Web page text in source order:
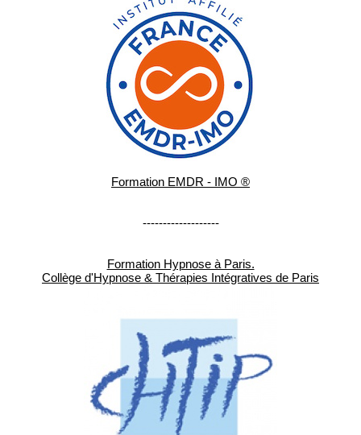
Formation EMDR - IMO ®
-------------------
Formation Hypnose à Paris.
Collège d'Hypnose & Thérapies Intégratives de Paris